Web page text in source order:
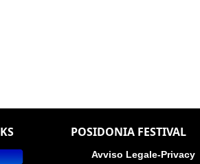
POSIDONIA FESTIVAL
Avviso Legale-Privacy